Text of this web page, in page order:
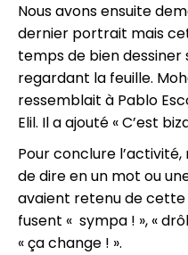
Nous avons ensuite
dernier portrait mais
temps de bien
regardant la feuille.
ressemblait à Pablo
Elil. Il a ajouté « C’est
Pour conclure
de dire en un mot ou
avaient retenu de cette
fusent « sympa ! », «
« ça change ! ».